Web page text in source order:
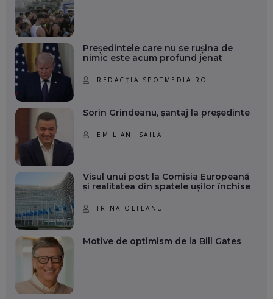
Președintele care nu se rușina de
nimic este acum profund jenat
REDACȚIA SPOTMEDIA.RO
Sorin Grindeanu, șantaj la președinte
EMILIAN ISAILĂ
Visul unui post la Comisia Europeană
și realitatea din spatele ușilor închise
IRINA OLTEANU
Motive de optimism de la Bill Gates